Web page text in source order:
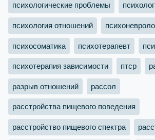
психологические проблемы
психология отношений
психосоматика психотерапевт
психотерапия зависимости птср
разрыв отношений рассол
расстройства пищевого поведения
расстройство пищевого спектра